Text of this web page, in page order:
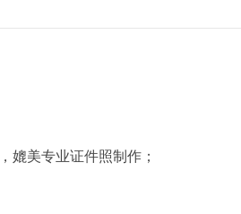
媲美专业证件照制作；